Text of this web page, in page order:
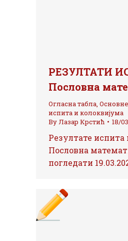
РЕЗУЛТАТИ
Пословна
Огласна табла,
испита и колоквијума
ByЛазар Крстић 18/
Резултате
Пословна
погледати